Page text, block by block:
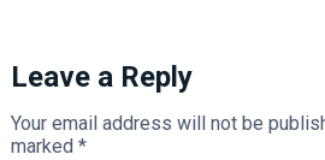
Leave a Reply
Your email address will not be
marked *